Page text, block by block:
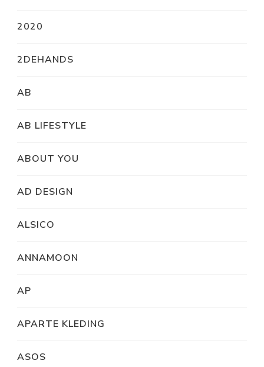
2020
2DEHANDS
AB
AB LIFESTYLE
ABOUT YOU
AD DESIGN
ALSICO
ANNAMOON
AP
APARTE KLEDING
ASOS